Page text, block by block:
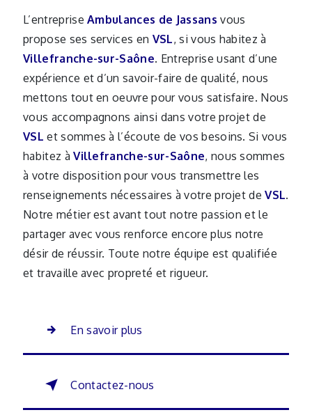
L’entrepriseAmbulances de Jassans vous
propose ses services en VSL, si vous habitez à
Villefranche-sur-Saône. Entreprise usant d’une
expérience et d’un savoir-faire de qualité, nous
mettons tout en oeuvre pour vous satisfaire. Nous
vous accompagnons ainsi dans votre projet de
VSL et sommes à l’écoute de vos besoins. Si vous
habitez àVillefranche-sur-Saône, nous sommes
à votre disposition pour vous transmettre les
renseignements nécessaires à votre projet deVSL.
Notre métier est avant tout notre passion et le
partager avec vous renforce encore plus notre
désir de réussir. Toute notre équipe est qualifiée
et travaille avec propreté et rigueur.
En savoir plus
Contactez-nous